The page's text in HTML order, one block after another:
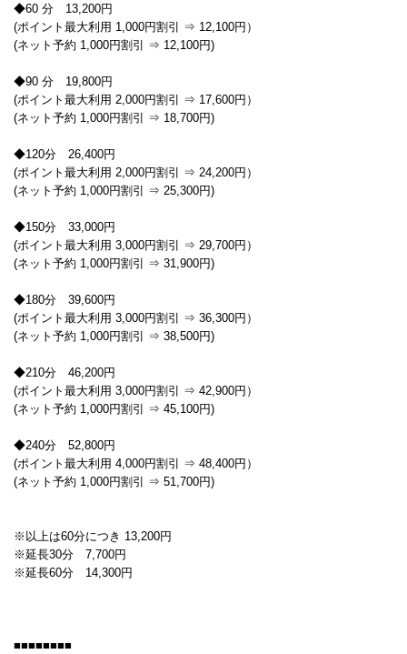
◆60 分 13,200円
(ポイント最大利用 1,000円割引 ⇒ 12,100円）
(ネット予約 1,000円割引 ⇒ 12,100円)
◆90 分 19,800円
(ポイント最大利用 2,000円割引 ⇒ 17,600円）
(ネット予約 1,000円割引 ⇒ 18,700円)
◆120分 26,400円
(ポイント最大利用 2,000円割引 ⇒ 24,200円）
(ネット予約 1,000円割引 ⇒ 25,300円)
◆150分 33,000円
(ポイント最大利用 3,000円割引 ⇒ 29,700円）
(ネット予約 1,000円割引 ⇒ 31,900円)
◆180分 39,600円
(ポイント最大利用 3,000円割引 ⇒ 36,300円）
(ネット予約 1,000円割引 ⇒ 38,500円)
◆210分 46,200円
(ポイント最大利用 3,000円割引 ⇒ 42,900円）
(ネット予約 1,000円割引 ⇒ 45,100円)
◆240分 52,800円
(ポイント最大利用 4,000円割引 ⇒ 48,400円）
(ネット予約 1,000円割引 ⇒ 51,700円)
※以上は60分につき 13,200円
※延長30分 7,700円
※延長60分 14,300円
■■■■■■■■